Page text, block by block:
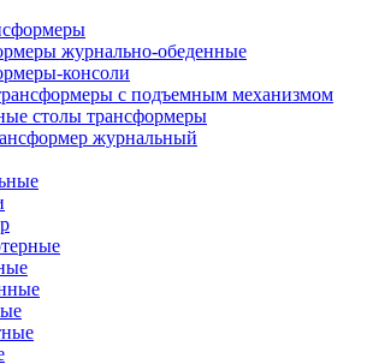
журнально-обеденные
консоли
с подъемным механизмом
столы трансформеры
журнальный